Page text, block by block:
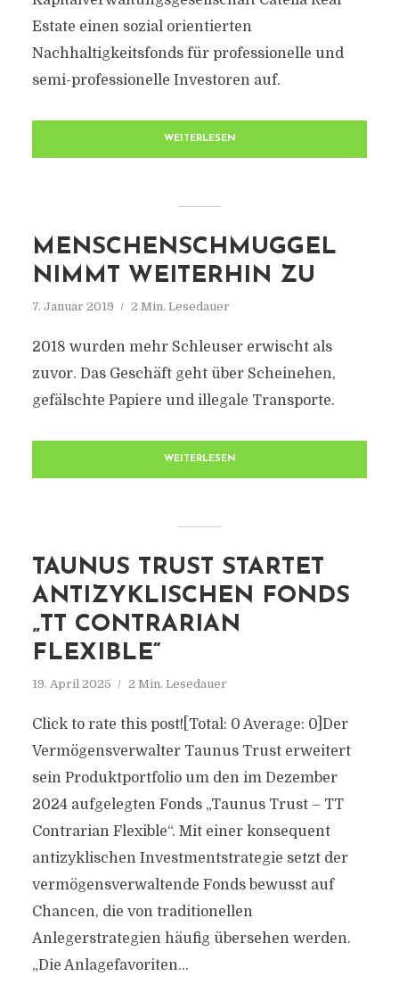
Estate einen sozial orientierten
Nachhaltigkeitsfonds für professionelle und
semi-professionelle Investoren auf.
WEITERLESEN
MENSCHENSCHMUGGEL
NIMMT WEITERHIN ZU
7. Januar 2019 2 Min. Lesedauer
2018 wurden mehr Schleuser erwischt als
zuvor. Das Geschäft geht über Scheinehen,
gefälschte Papiere und illegale Transporte.
WEITERLESEN
TAUNUS TRUST STARTET
ANTIZYKLISCHEN FONDS
„TT CONTRARIAN
FLEXIBLE“
19. April 2025 2 Min. Lesedauer
Click to rate this post![Total: 0 Average: 0]Der
Vermögensverwalter Taunus Trust erweitert
sein Produktportfolio um den im Dezember
2024 aufgelegten Fonds „Taunus Trust – TT
Contrarian Flexible“. Mit einer konsequent
antizyklischen Investmentstrategie setzt der
vermögensverwaltende Fonds bewusst auf
Chancen, die von traditionellen
Anlegerstrategien häufig übersehen werden.
„Die Anlagefavoriten...